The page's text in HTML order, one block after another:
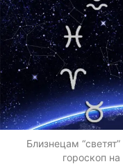
Близнецам
гороскоп